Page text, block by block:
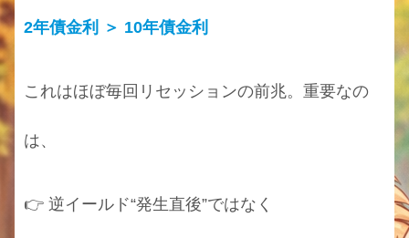
2年債金利 ＞ 10年債金利
これはほぼ毎回リセッションの前兆。重要なの
は、
👉 逆イールド“発生直後”ではなく